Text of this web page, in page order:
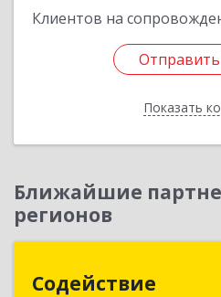
Клиентов на
Отправить
Показать
Отправить
Ближайшие
регионов
Содействие